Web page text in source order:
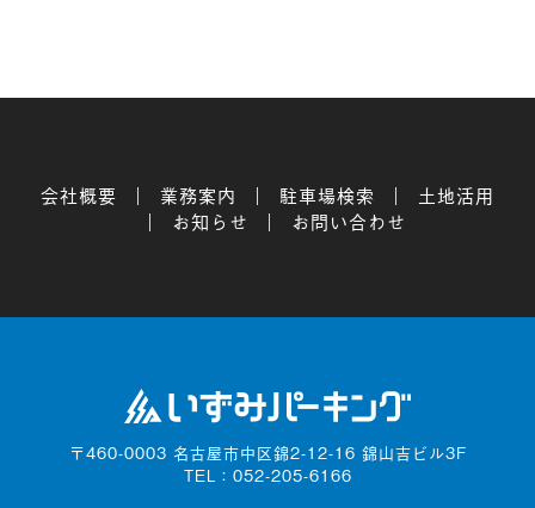
会社概要 業務案内 駐車場検索
土地活用
お知らせ
お問い合わせ
〒460-0003 名古屋市中区錦2-12-16 錦山吉ビル3F
TEL：052-205-6166